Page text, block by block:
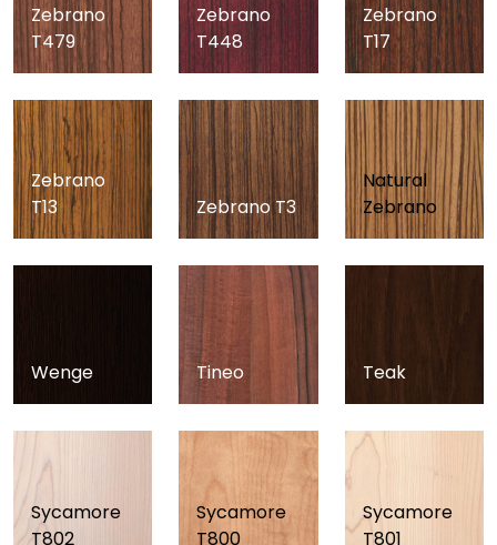
Zebrano
T479
Zebrano
T448
Zebrano
T17
Zebrano
T13
Zebrano T3
Natural
Zebrano
Wenge Tineo Teak
Sycamore
T802
Sycamore
T800
Sycamore
T801